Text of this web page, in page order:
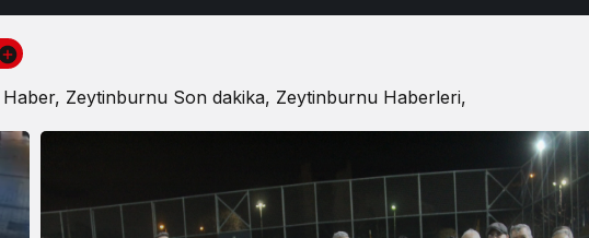
Zeytinburnu Son dakika, Zeytinburnu Haberleri,